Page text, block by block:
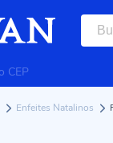
Enfeites Natalinos